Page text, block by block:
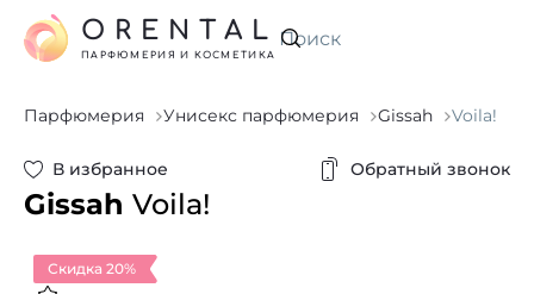
Искать
ORENTAL
ПАРФЮМЕРИЯ И КОСМЕТИКА
Парфюмерия Унисекс парфюмерия Gissah Voila!
В избранное Обратный звонок
Gissah Voila!
Скидка 20%